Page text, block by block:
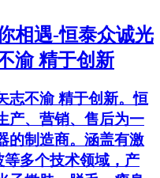
相遇-恒泰众诚光
渝 精于创新
志不渝 精于创新。恒
产、营销、售后为一
的制造商。涵盖有激
多个技术领域，产